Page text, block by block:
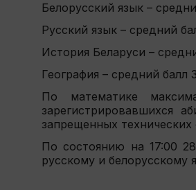
Белорусский язык –
Русский язык – средний
История Беларуси –
География – средний балл
По математике
зарегистрировавшихся
запрещенных
По состоянию на 17:00
русскому и белорусскому